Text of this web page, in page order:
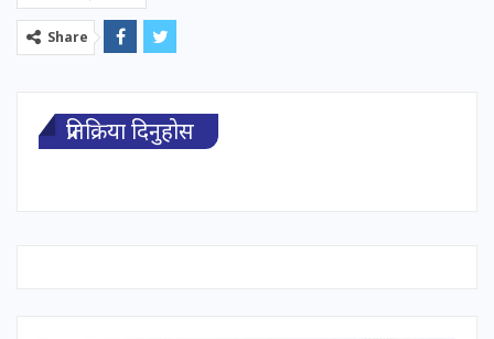
Share
प्रतिक्रिया दिनुहोस